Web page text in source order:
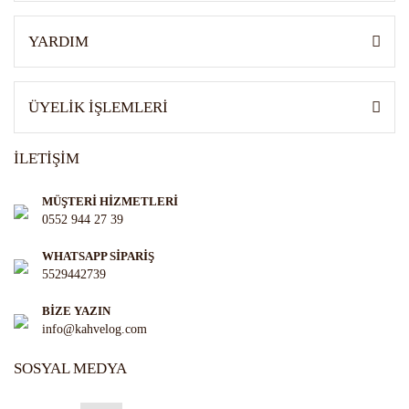
YARDIM
ÜYELİK İŞLEMLERİ
İLETİŞİM
MÜŞTERİ HİZMETLERİ
0552 944 27 39
WHATSAPP SİPARİŞ
5529442739
BİZE YAZIN
info@kahvelog.com
SOSYAL MEDYA